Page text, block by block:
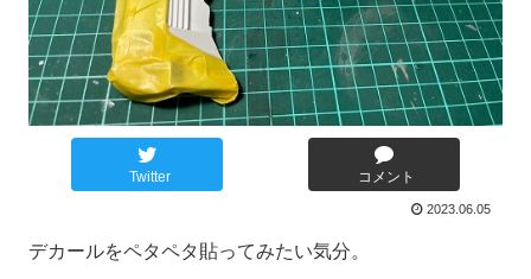
Twitter コメント
2023.06.05
デカールをペタペタ貼ってみたい気分。